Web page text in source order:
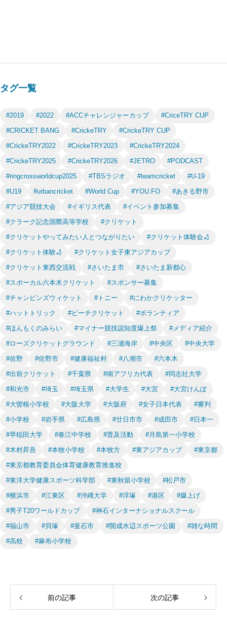
タグ一覧
#2019 #2022 #ACCチャレンジャーカップ
#CriceTRY CUP
#CRICKET BANG
#CrickeTRY
#CrickeTRY CUP
#CrickeTRY2022
#CrickeTRY2023
#CrickeTRY2024
#CrickeTRY2025
#CrickeTRY2026 #JETRO
#PODCAST
#ringcrossworldcup2025
#TBSラジオ #teamcricket
#U-19
#U19
#urbancricket #World Cup #YOU.FO
#あきる野市
#アジア競技大会
#イギリス代表
#イベント参加募集
#クラーク記念国際高等学校
#クリケット
#クリケットやってみたい人とつながりたい
#クリケット体験会🏏
#クリケット体験🏏
#クリケット女子東アジアカップ
#クリケット東西交流戦
#さいたま市
#さいたま新都心
#スポーカル六本木クリケット
#スポンサー募集
#チャンピンズウィケット
#トニー
#にわかクリケッター
#ハットトリック
#ビーチクリケット
#ボランティア
#ほんもくのみらい
#マイナー競技認知度爆上祭
#メディア紹介
#ローズクリケットグラウンド
#三浦海岸 #中央区
#中央大学
#佐野
#佐野市 #健康福祉村 #八潮市
#六本木
#出前クリケット
#千葉県 #南アフリカ代表
#同志社大学
#和光市
#埼玉 #埼玉県 #大学生 #大宮
#大宮けんぽ
#大曽根小学校
#大阪大学 #大阪府 #女子日本代表
#審判
#小学校
#岩手県 #広島県 #廿日市市 #成田市
#日本一
#早稲田大学
#春江中学校 #普及活動
#月島第一小学校
#木村昇吾
#本牧小学校 #本牧方 #東アジアカップ
#東京都
#東京都教育委員会体育健康教育推進校
#東洋大学健康スポーツ科学部
#東秋留小学校
#松戸市
#横浜市
#江東区 #沖縄大学 #浮塚 #港区
#爆上げ
#男子T20ワールドカップ
#神石インターナショナルスクール
#福山市
#貝塚 #釜石市 #開成水辺スポーツ公園
#雑な時間
#高校
#麻布小学校
前の記事 次の記事